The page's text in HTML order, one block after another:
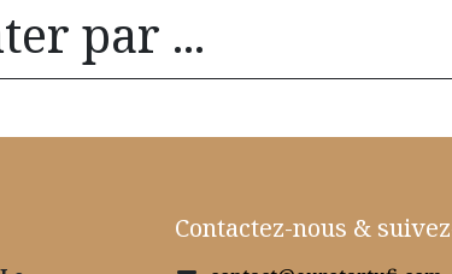
par ...
Contactez-nous &